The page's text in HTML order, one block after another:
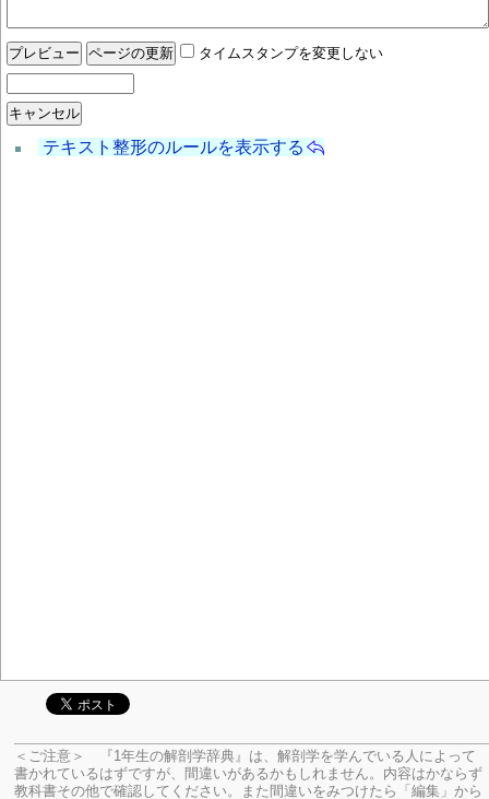
タイムスタンプを変更しない
テキスト整形のルールを表示する
＜ご注意＞ 『1年生の解剖学辞典』は、解剖学を学んでいる人によって
書かれているはずですが、間違いがあるかもしれません。内容はかならず
教科書その他で確認してください。
また間違いをみつけたら「編集」から